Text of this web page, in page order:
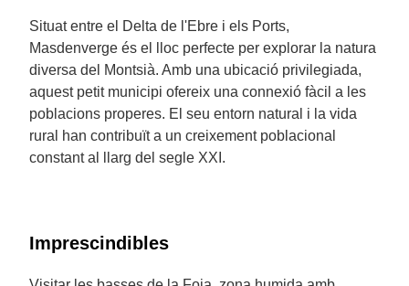
Situat entre el Delta de l'Ebre i els Ports,
Masdenverge és el lloc perfecte per explorar la natura
diversa del Montsià. Amb una ubicació privilegiada,
aquest petit municipi ofereix una connexió fàcil a les
poblacions properes. El seu entorn natural i la vida
rural han contribuït a un creixement poblacional
constant al llarg del segle XXI.
Imprescindibles